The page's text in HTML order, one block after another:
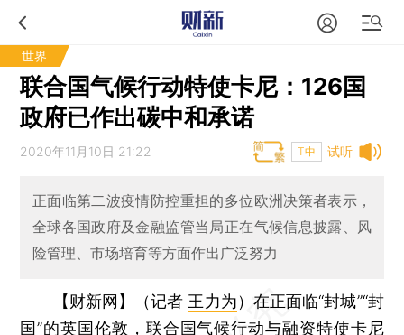
世界
联合国气候行动特使卡尼：126国
政府已作出碳中和承诺
试听
2020年11月10日 21:22 T中
正面临第二波疫情防控重担的多位欧洲决策者表示，
全球各国政府及金融监管当局正在气候信息披露、风
险管理、市场培育等方面作出广泛努力
【财新网】（记者 王力为） 在正面临“封城”“封
国”的英国伦敦，联合国气候行动与融资特使卡尼